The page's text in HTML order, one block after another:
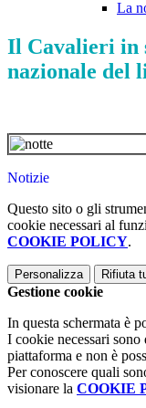
La
Il Cavalieri in
nazionale del
Notizie
Questo sito o gli
cookie necessari al
COOKIE POLICY.
Personalizza Rifiuta
Gestione cookie
In questa schermata è
I cookie necessari
piattaforma e non è
Per conoscere quali
visionare la COOKIE